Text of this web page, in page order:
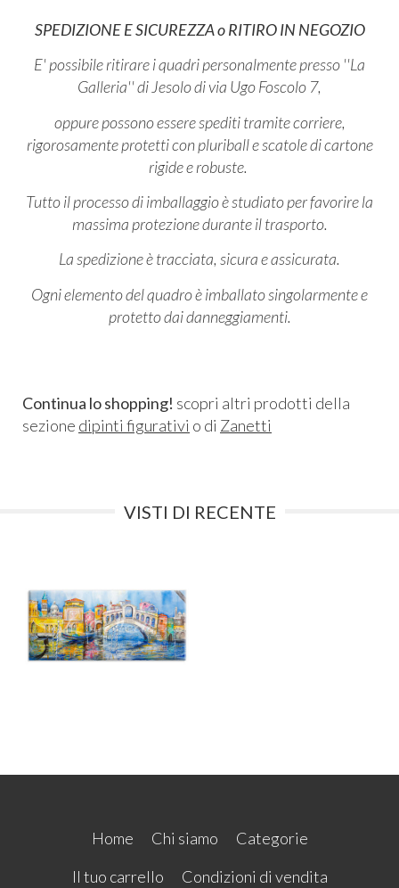
SPEDIZIONE E SICUREZZA o RITIRO IN NEGOZIO
E' possibile ritirare i quadri personalmente presso ''La
Galleria'' di Jesolo di via Ugo Foscolo 7,
oppure possono essere spediti tramite corriere,
rigorosamente protetti con pluriball e scatole di cartone
rigide e robuste.
Tutto il processo di imballaggio è studiato per favorire la
massima protezione durante il trasporto.
La spedizione è tracciata, sicura e assicurata.
Ogni elemento del quadro è imballato singolarmente e
protetto dai danneggiamenti.
Continua lo shopping! scopri altri prodotti della
sezione dipinti figurativi o di Zanetti
VISTI DI RECENTE
Home Chi siamo
Categorie
Il tuo carrello
Condizioni di vendita